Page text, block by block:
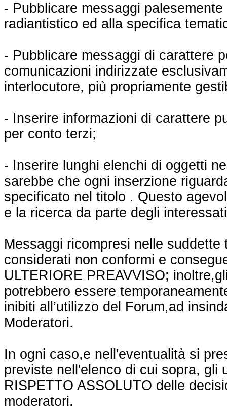
- Pubblicare messaggi
radiantistico ed alla specifica
- Pubblicare messaggi di carattere
comunicazioni indirizzate
interlocutore, più propriamente
- Inserire informazioni di carattere
per conto terzi;
- Inserire lunghi elenchi di oggetti
sarebbe che ogni inserzione
specificato nel titolo . Questo
e la ricerca da parte degli
Messaggi ricompresi nelle suddette
considerati non conformi e
ULTERIORE PREAVVISO;
potrebbero essere
inibiti all’utilizzo del Forum,ad
Moderatori.
In ogni caso,e nell'eventualità si
previste nell'elenco di cui sopra, gli
RISPETTO ASSOLUTO delle
moderatori.